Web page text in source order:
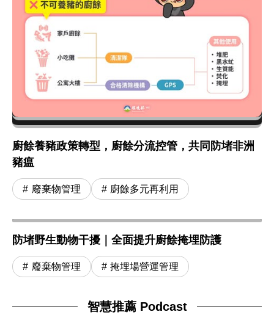
廚餘養豬政策轉型，廚餘分流控管，共同防堵非洲
豬瘟
廢棄物管理 廚餘多元再利用
防堵野生動物干擾｜全面提升廚餘掩埋防護
廢棄物管理 掩埋場營運管理
智慧推薦 Podcast